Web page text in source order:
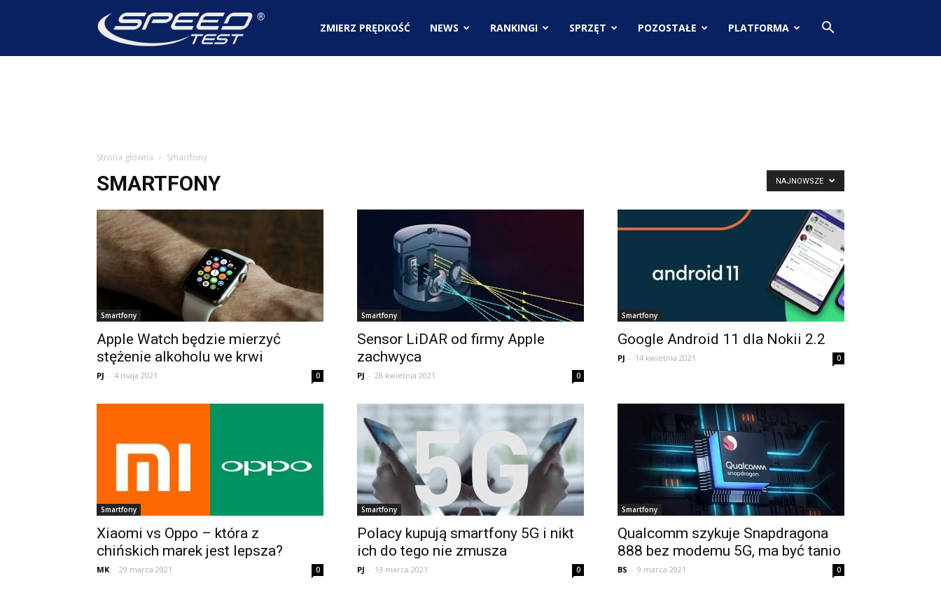
SpeedTest.plZMIERZ PRĘDKOŚĆ NEWS RANKINGI SPRZĘT POZOSTAŁE PLATFORMA
Strona główna Smartfony
SMARTFONY NAJNOWSZE
Smartfony
Apple Watch będzie mierzyć
stężenie alkoholu we krwi
PJ - 4 maja 2021 0
Smartfony
Sensor LiDAR od firmy Apple
zachwyca
PJ - 28 kwietnia 2021 0
Smartfony
Google Android 11 dla Nokii 2.2
PJ - 14 kwietnia 2021 0
Smartfony
Xiaomi vs Oppo – która z
chińskich marek jest lepsza?
MK - 29 marca 2021 0
Smartfony
Polacy kupują smartfony 5G i nikt
ich do tego nie zmusza
PJ - 13 marca 2021 0
Smartfony
Qualcomm szykuje Snapdragona
888 bez modemu 5G, ma być tanio
BS - 9 marca 2021 0